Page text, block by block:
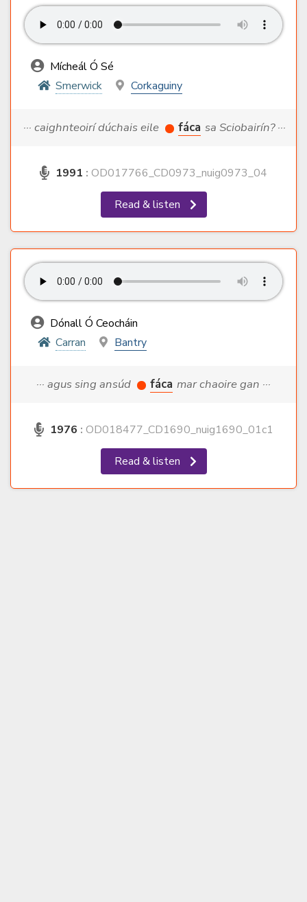
Mícheál Ó Sé
Smerwick
Corkaguiny
··· caighnteoirí dúchais eile fáca sa Sciobairín? ···
1991 : OD017766_CD0973_nuig0973_04
Read & listen
Dónall Ó Ceocháin
Carran
Bantry
··· agus sing ansúd fáca mar chaoire gan ···
1976 : OD018477_CD1690_nuig1690_01c1
Read & listen